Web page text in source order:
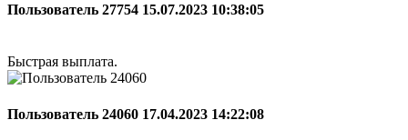
Пользователь 27754 15.07.2023 10:38:05
Быстрая выплата.
Пользователь 24060 17.04.2023 14:22:08